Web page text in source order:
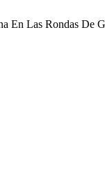
En Las Rondas De